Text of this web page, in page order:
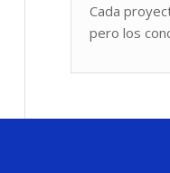
Cada
pero los